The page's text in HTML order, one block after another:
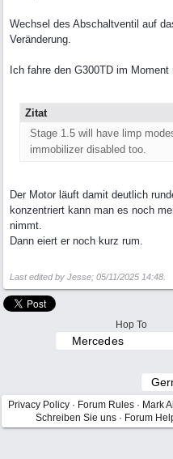
Wechsel des Abschaltventil auf
Veränderung.
Ich fahre den G300TD im
Zitat
Stage 1.5 will have limp
immobilizer disabled too.
Der Motor läuft damit deutlich
konzentriert kann man es noch
nimmt.
Dann eiert er noch kurz rum.
Last edited by Jesse; 05/11/2025 14:48
Hop To
Privacy Policy · Forum Rules · Mark
Schreiben Sie uns · Forum